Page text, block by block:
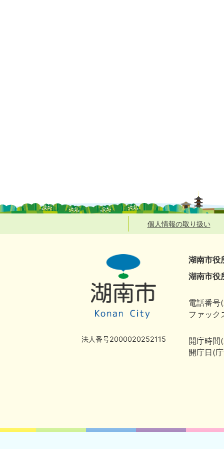
個人情報の取り扱い
法人番号2000020252115
湖南市役
湖南市役
電話番
ファッ
開庁時間
開庁日(